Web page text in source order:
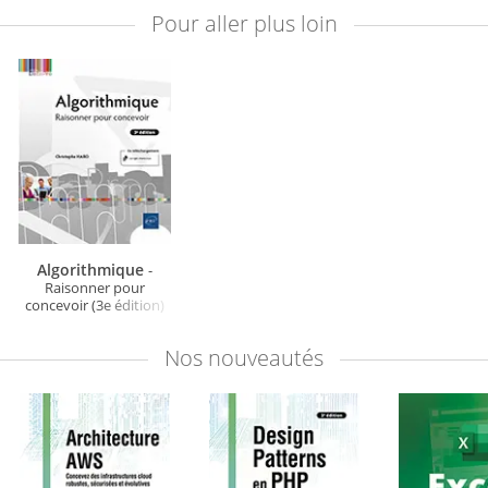
Pour aller plus loin
Algorithmique -
Raisonner pour
concevoir (3e édition)
Nos nouveautés